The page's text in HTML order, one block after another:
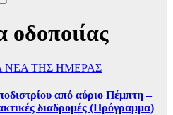
ΝΕΑ ΤΗΣ ΗΜΕΡΑΣ
από αύριο Πέμπτη –
διαδρομές (Πρόγραμμα)